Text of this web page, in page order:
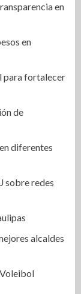
en
en
para fortalecer
de
diferentes
sobre redes
alcaldes